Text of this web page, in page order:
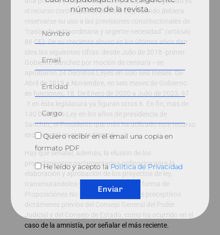
el recurso continuado al Decreto Ley, cuando debiera
reservarse su uso a las previsiones constitucionales de
“casos de extraordinaria y urgente necesidad” (artículo
86 CE). De su creciente abuso en los últimos años dan
idea las siguientes cifras: desde Julio de 2018 -primer
Gobierno Sánchez por moción de censura –se
aprobaron 24 Decretos Leyes en solo seis meses. De
Abril de 2019 a Noviembre, en seis meses de Gobierno
en funciones, 18. De Enero de 2020 a Julio de 2023, 97
.Y en ésta legislatura ya figuran otros 6. En fin, más de
140 Dectetos Ley en los años de presidencia de
Sanchez, el Presidente que más ha utilizado este recurso
excepcional en menos tiempo.
Hay que señalar, además, la elusión de los
procedimientos parlamentarios ordinarios para la
elaboración y aprobación de los proyectos de ley,
transmutándolos y presentándolos en forma de
Proposiciónes No de Ley, para eludir los preceptivos
dictámenes previos del Consejo General del Poder
Judicial y del Consejo de Estado, como ha ocurrido en el
caso de la amnistía, por señalar el más reciente.
número de la revista.
Quiero recibir en el email una copia en
formato PDF
He leído y acepto laPolítica de Privacidad
Enviar